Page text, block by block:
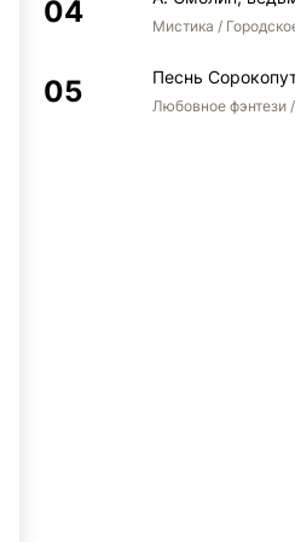
Мистика /
Песнь